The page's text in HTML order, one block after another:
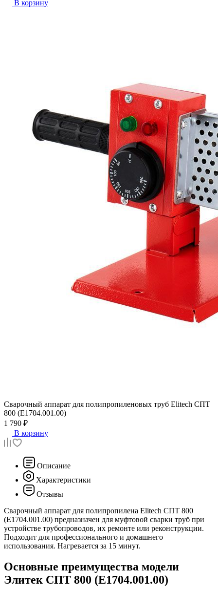
В корзину
Сварочный аппарат для полипропиленовых труб Elitech СПТ
800 (E1704.001.00)
1 790 ₽
В корзину
Описание
Характеристики
Отзывы
Сварочный аппарат для полипропилена Elitech СПТ 800
(E1704.001.00) предназначен для муфтовой сварки труб при
устройстве трубопроводов, их ремонте или реконструкции.
Подходит для профессионального и домашнего
использования. Нагревается за 15 минут.
Основные преимущества модели
Элитек СПТ 800 (E1704.001.00)